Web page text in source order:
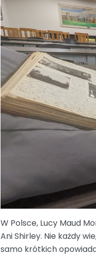
W Polsce, Lucy Maud
Ani Shirley. Nie każdy
samo krótkich